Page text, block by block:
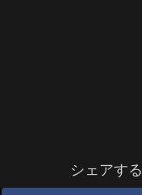
シェアする